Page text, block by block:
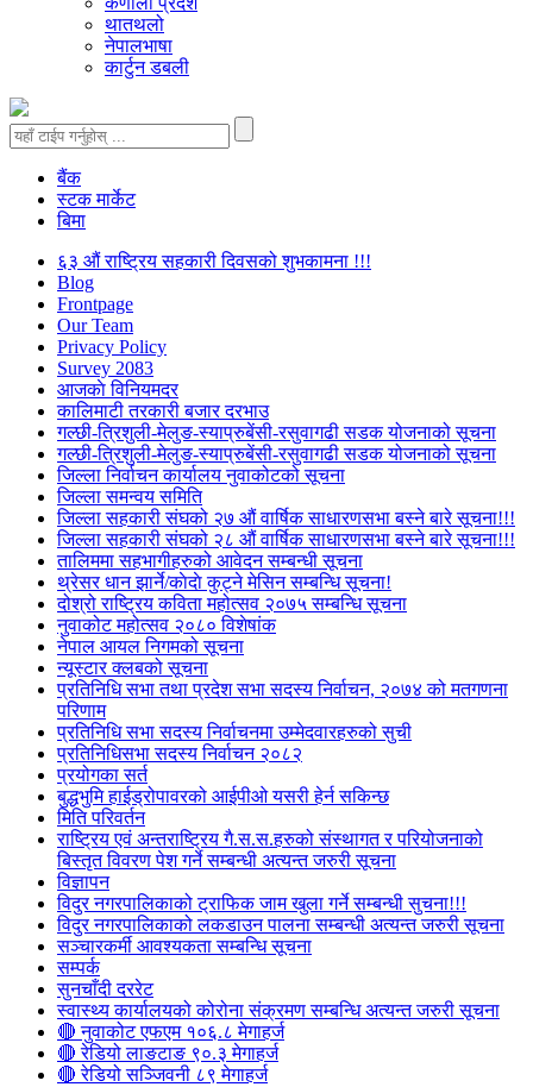
थातथलो
नेपालभाषा
कार्टुन डबली
बैंक
स्टक मार्केट
बिमा
६३ औं राष्ट्रिय सहकारी दिवसको शुभकामना !!!
Blog
Frontpage
Our Team
Privacy Policy
Survey 2083
आजकाे विनियमदर
कालिमाटी तरकारी बजार दरभाउ
गल्छी-त्रिशुली-मेलुङ-स्याप्रुबेंसी-रसुवागढी सडक योजनाको सूचना
गल्छी-त्रिशुली-मेलुङ-स्याप्रुबेंसी-रसुवागढी सडक योजनाको सूचना
जिल्ला निर्वाचन कार्यालय नुवाकोटको सूचना
जिल्ला समन्वय समिति
जिल्ला सहकारी संघको २७ औं वार्षिक साधारणसभा बस्ने बारे सूचना!!!
जिल्ला सहकारी संघको २८ औं वार्षिक साधारणसभा बस्ने बारे सूचना!!!
तालिममा सहभागीहरुको आवेदन सम्बन्धी सूचना
थ्रेसर धान झार्ने/काेदाे कुट्ने मेसिन सम्बन्धि सूचना!
दोश्रो राष्ट्रिय कविता महोत्सव २०७५ सम्बन्धि सूचना
नुवाकोट महोत्सव २०८० विशेषांक
नेपाल आयल निगमको सूचना
न्यूस्टार क्लबको सूचना
प्रतिनिधि सभा तथा प्रदेश सभा सदस्य निर्वाचन, २०७४ को मतगणना
परिणाम
प्रतिनिधि सभा सदस्य निर्वाचनमा उम्मेदवारहरुको सुची
प्रतिनिधिसभा सदस्य निर्वाचन २०८२
प्रयोगका सर्त
बुद्धभुमि हाईड्रोपावरको आईपीओ यसरी हेर्न सकिन्छ
मिति परिवर्तन
राष्ट्रिय एवं अन्तराष्ट्रिय गै.स.स.हरुको संस्थागत र परियोजनाको
बिस्तृत विवरण पेश गर्ने सम्बन्धी अत्यन्त जरुरी सूचना
विज्ञापन
विदुर नगरपालिकाको ट्राफिक जाम खुला गर्ने सम्बन्धी सुचना!!!
विदुर नगरपालिकाको लकडाउन पालना सम्बन्धी अत्यन्त जरुरी सूचना
सञ्चारकर्मी आवश्यकता सम्बन्धि सूचना
सम्पर्क
सुनचाँदी दररेट
स्वास्थ्य कार्यालयको कोरोना संक्रमण सम्बन्धि अत्यन्त जरुरी सूचना
🔴 नुवाकोट एफएम १०६.८ मेगाहर्ज
🔴 रेडियो लाङटाङ ९०.३ मेगाहर्ज
🔴 रेडियो सञ्जिवनी ८९ मेगाहर्ज